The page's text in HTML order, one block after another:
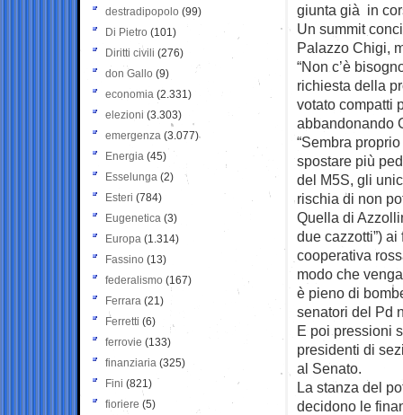
giunta già in
Un summit
Palazzo Chigi,
“Non c’è
richiesta della
votato compatti
abbandonando
“Sembra
spostare più
del M5S, gli
rischia di non
Quella di
due cazzotti”)
cooperativa
modo che
è pieno di
senatori del Pd
E poi pressioni
presidenti di
al Senato.
La stanza del
decidono le
destradipopolo (99)
Di Pietro (101)
Diritti civili (276)
don Gallo (9)
economia (2.331)
elezioni (3.303)
emergenza (3.077)
Energia (45)
Esselunga (2)
Esteri (784)
Eugenetica (3)
Europa (1.314)
Fassino (13)
federalismo (167)
Ferrara (21)
Ferretti (6)
ferrovie (133)
finanziaria (325)
Fini (821)
fioriere (5)